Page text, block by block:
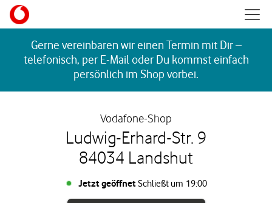
Skip to content
Gerne vereinbaren wir einen Termin mit Dir –
telefonisch, per E-Mail oder Du kommst einfach
persönlich im Shop vorbei.
Vodafone-Shop
Ludwig-Erhard-Str. 9
84034 Landshut
Jetzt geöffnetSchließt um 19:00